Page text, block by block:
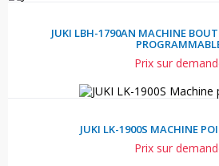
JUKI LBH-1790AN MACHINE
Prix sur
JUKI LK-1900S MACHINE
Prix sur